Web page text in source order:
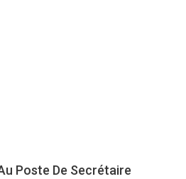
Poste De Secrétaire